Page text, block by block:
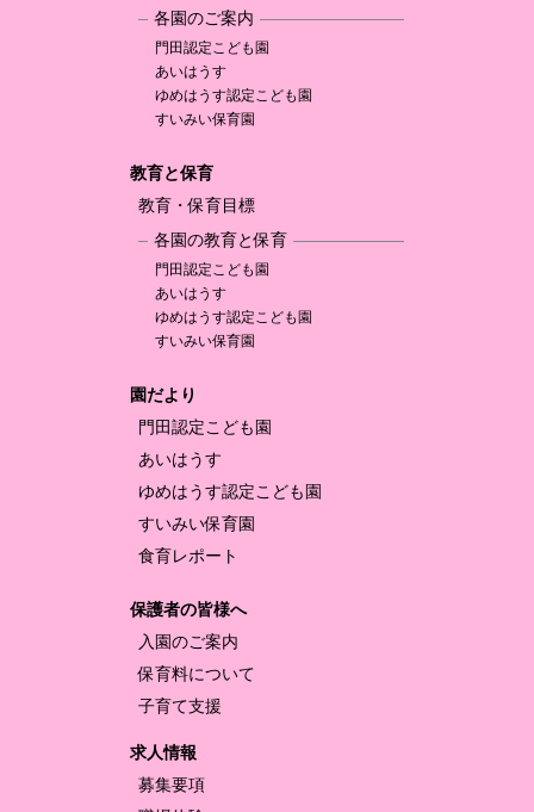
各園のご案内
門田認定こども園
あいはうす
ゆめはうす認定こども園
すいみい保育園
教育と保育
教育・保育目標
各園の教育と保育
門田認定こども園
あいはうす
ゆめはうす認定こども園
すいみい保育園
園だより
門田認定こども園
あいはうす
ゆめはうす認定こども園
すいみい保育園
食育レポート
保護者の皆様へ
入園のご案内
保育料について
子育て支援
求人情報
募集要項